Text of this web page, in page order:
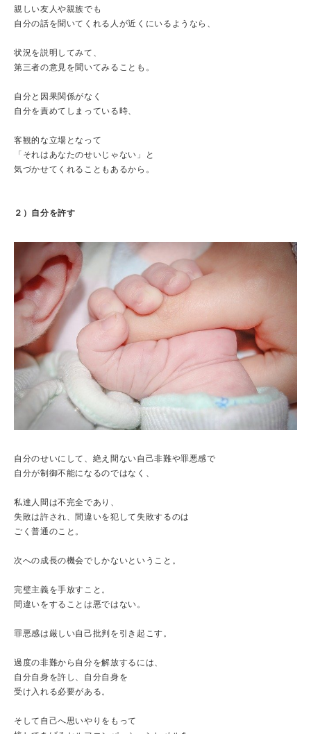
親しい友人や親族でも
自分の話を聞いてくれる人が近くにいるようなら、
状況を説明してみて、
第三者の意見を聞いてみることも。
自分と因果関係がなく
自分を責めてしまっている時、
客観的な立場となって
「それはあなたのせいじゃない」と
気づかせてくれることもあるから。
２）自分を許す
自分のせいにして、絶え間ない自己非難や罪悪感で
自分が制御不能になるのではなく、
私達人間は不完全であり、
失敗は許され、間違いを犯して失敗するのは
ごく普通のこと。
次への成長の機会でしかないということ。
完璧主義を手放すこと。
間違いをすることは悪ではない。
罪悪感は厳しい自己批判を引き起こす。
過度の非難から自分を解放するには、
自分自身を許し、自分自身を
受け入れる必要がある。
そして自己へ思いやりをもって